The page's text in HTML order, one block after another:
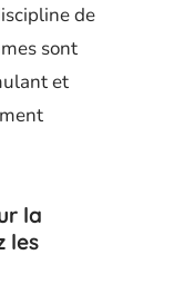
de
sont
et
la
les